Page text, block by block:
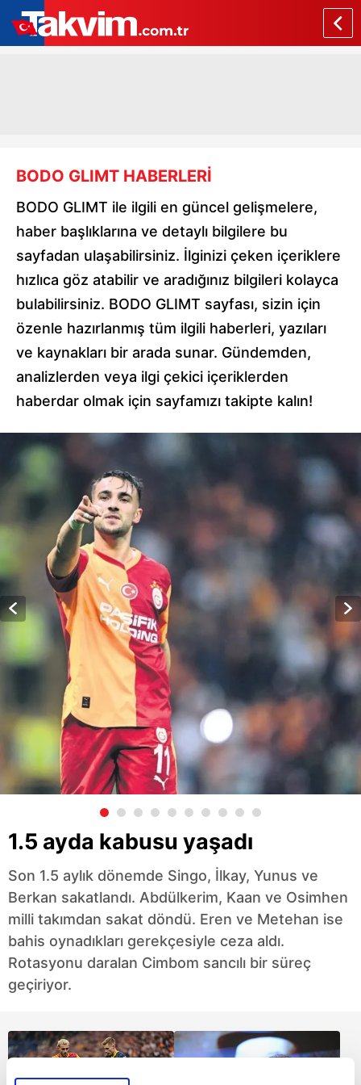
BODO GLIMT HABERLERİ
BODO GLIMT ile ilgili en güncel gelişmelere,
haber başlıklarına ve detaylı bilgilere bu
sayfadan ulaşabilirsiniz. İlginizi çeken içeriklere
hızlıca göz atabilir ve aradığınız bilgileri kolayca
bulabilirsiniz. BODO GLIMT sayfası, sizin için
özenle hazırlanmış tüm ilgili haberleri, yazıları
ve kaynakları bir arada sunar. Gündemden,
analizlerden veya ilgi çekici içeriklerden
haberdar olmak için sayfamızı takipte kalın!
1.5 ayda kabusu yaşadı
Son 1.5 aylık dönemde Singo, İlkay, Yunus ve
Berkan sakatlandı. Abdülkerim, Kaan ve Osimhen
milli takımdan sakat döndü. Eren ve Metehan ise
bahis oynadıkları gerekçesiyle ceza aldı.
Rotasyonu daralan Cimbom sancılı bir süreç
geçiriyor.